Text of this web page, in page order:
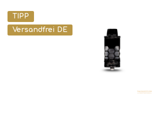
TIPP
Versandfrei DE